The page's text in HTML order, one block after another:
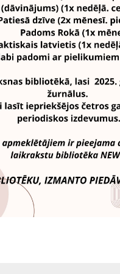
Norises
Darba pārskati
Ar fotoaparātu rokā